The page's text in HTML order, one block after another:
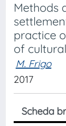
Methods
practice
of
M. Frigo
2017
Scheda